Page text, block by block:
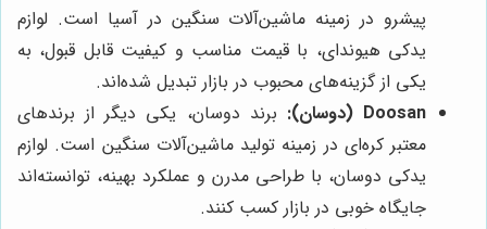
پیشرو در زمینه ماشین‌آلات سنگین در آسیا است. لوازم
یدکی هیوندای، با قیمت مناسب و کیفیت قابل قبول، به
یکی از گزینه‌های محبوب در بازار تبدیل شده‌اند.
Doosan (دوسان):
برند دوسان، یکی دیگر از برندهای
معتبر کره‌ای در زمینه تولید ماشین‌آلات سنگین است. لوازم
یدکی دوسان، با طراحی مدرن و عملکرد بهینه، توانسته‌اند
جایگاه خوبی در بازار کسب کنند.